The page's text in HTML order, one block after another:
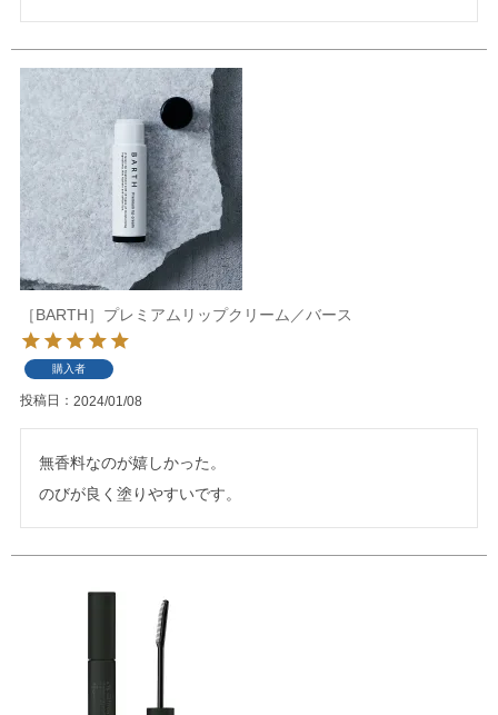
［BARTH］プレミアムリップクリーム／バース
購入者
投稿日 2024/01/08
無香料なのが嬉しかった。
のびが良く塗りやすいです。